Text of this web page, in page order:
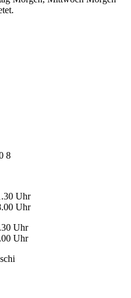
8
Uhr
Uhr
Uhr
Uhr